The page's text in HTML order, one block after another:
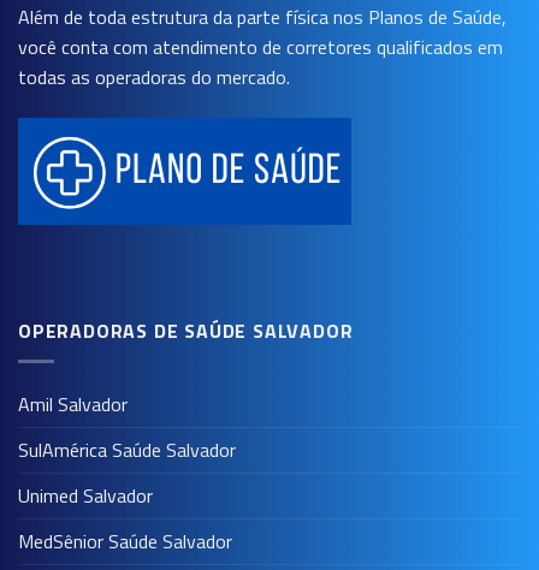
Além de toda estrutura da parte física nos Planos de Saúde,
você conta com atendimento de corretores qualificados em
todas as operadoras do mercado.
OPERADORAS DE SAÚDE SALVADOR
Amil Salvador
SulAmérica Saúde Salvador
Unimed Salvador
MedSênior Saúde Salvador